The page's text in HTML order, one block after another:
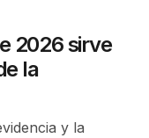
2026 sirve
la
y la